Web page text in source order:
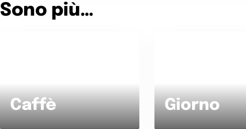
Sono più…
Caffè Giorno